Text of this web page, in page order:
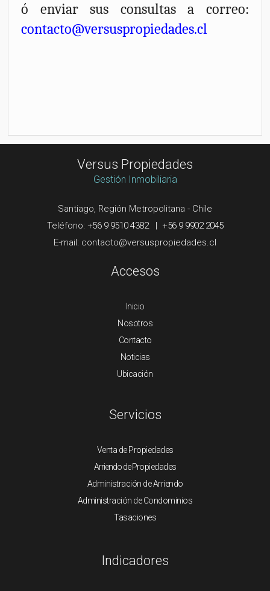
ó enviar sus consultas a correo:
contacto@versuspropiedades.cl
Versus Propiedades
Gestión Inmobiliaria
Santiago, Región Metropolitana - Chile
Teléfono: +56 9 9510 4382| +56 9 9902 2045
E-mail:
Accesos
Inicio
Nosotros
Contacto
Noticias
Ubicación
Servicios
Venta de Propiedades
Arriendo de Propiedades
Administración de Arriendo
Administración de Condominios
Tasaciones
Indicadores